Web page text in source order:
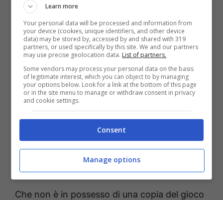
provare, i giocatori devono fornire ai loro
studenti e insegnanti tutto ciò di cui hanno
bisogno per aiutarli a vivere (e sopravvivere)
un fantastico anno accademico.
L’aggiornamento primaverile diTwo Point
Campusè disponibile gratuitamente su PC,
Xbox One, Xbox Series X|S, PlayStation 4 e
PlayStation 5 fino al 21 aprile 2023.
L’aggiornamento sarà lanciato su Nintendo
Switch la prossima settimana e durerà fino al
Che non è in possesso di una copia del gioco
Learn more
Your personal data will be processed and information from
your device (cookies, unique identifiers, and other device
data) may be stored by, accessed by and shared with 319
partners, or used specifically by this site. We and our partners
may use precise geolocation data. List of partners.
Some vendors may process your personal data on the basis
of legitimate interest, which you can object to by managing
your options below. Look for a link at the bottom of this page
or in the site menu to manage or withdraw consent in privacy
and cookie settings.
Consent
Manage options